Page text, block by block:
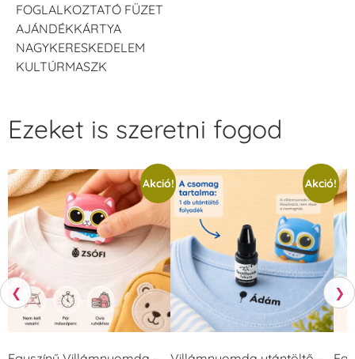
FOGLALKOZTATÓ FÜZET
AJÁNDÉKKÁRTYA
NAGYKERESKEDELEM
KULTÚRMASZK
❮
Ezeket is szeretni fogod
Akció! Akció!
❯